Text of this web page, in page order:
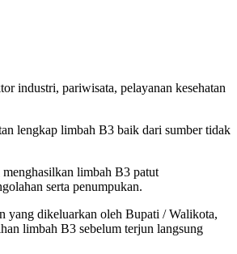
industri, pariwisata, pelayanan kesehatan
lengkap limbah B3 baik dari sumber tidak
limbah B3 patut
serta penumpukan.
yang dikeluarkan oleh Bupati / Walikota,
limbah B3 sebelum terjun langsung